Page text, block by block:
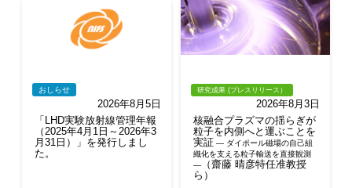
おしらせ
2026年8月5日
「LHD実験放射線管理年報
（2025年4月1日～2026年3
月31日）」を発行しまし
た。
研究成果 (プレスリリース）
2026年8月3日
核融合プラズマの揺らぎが
粒子を内側へと運ぶことを
実証 ― ダイポール磁場の自己組
織化を支える粒子輸送を直接観測
―
（齋藤 晴彦特任准教授
ら）